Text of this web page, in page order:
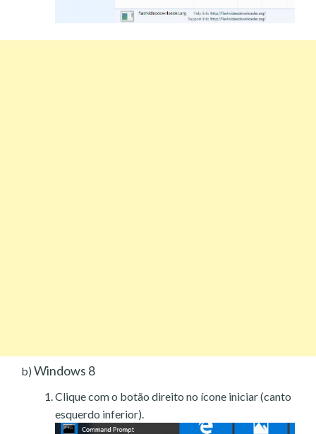
b) Windows 8
Clique com o botão direito no ícone iniciar (canto
esquerdo inferior).